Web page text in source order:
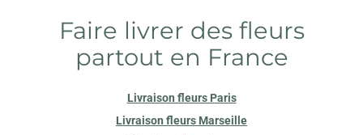
Faire livrer des fleurs
partout en France
Livraison fleurs Paris
Livraison fleurs Marseille